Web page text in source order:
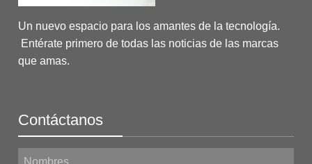
Un nuevo espacio para los amantes de la tecnología.
Entérate primero de todas las noticias de las marcas
que amas.
Contáctanos
Nombres